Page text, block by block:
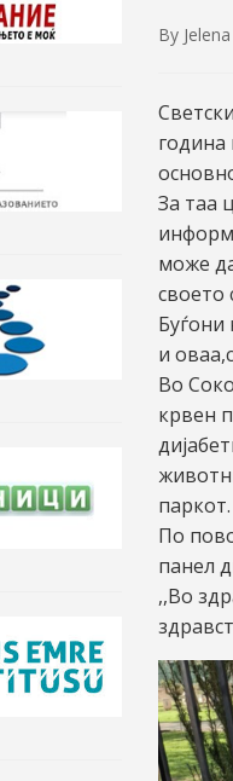
By
За таа
може
своето
Буѓони
и
Во
крвен
паркот.
По
панел
,,Во